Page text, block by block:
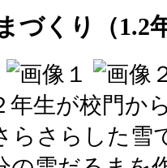
づくり（1.2
生が校門か
らさらした雪